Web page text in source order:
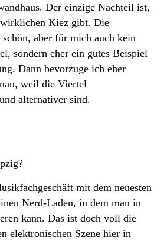
Der einzige Nachteil ist,
wirklichen Kiez gibt. Die
aber für mich auch kein
sondern eher ein gutes Beispiel
Dann bevorzuge ich eher
weil die Viertel
alternativer sind.
mit dem neuesten
Nerd-Laden, in dem man in
kann. Das ist doch voll die
elektronischen Szene hier in